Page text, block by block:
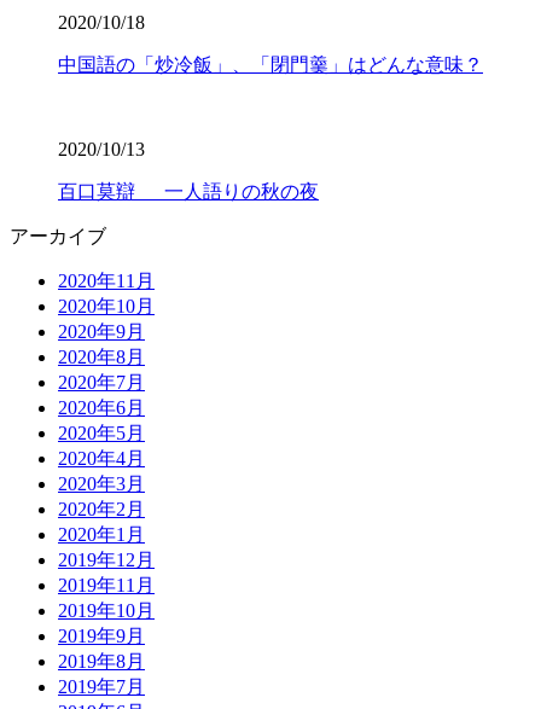
2020/10/18
中国語の「炒冷飯」、「閉門羹」はどんな意味？
2020/10/13
百口莫辯 一人語りの秋の夜
アーカイブ
2020年11月
2020年10月
2020年9月
2020年8月
2020年7月
2020年6月
2020年5月
2020年4月
2020年3月
2020年2月
2020年1月
2019年12月
2019年11月
2019年10月
2019年9月
2019年8月
2019年7月